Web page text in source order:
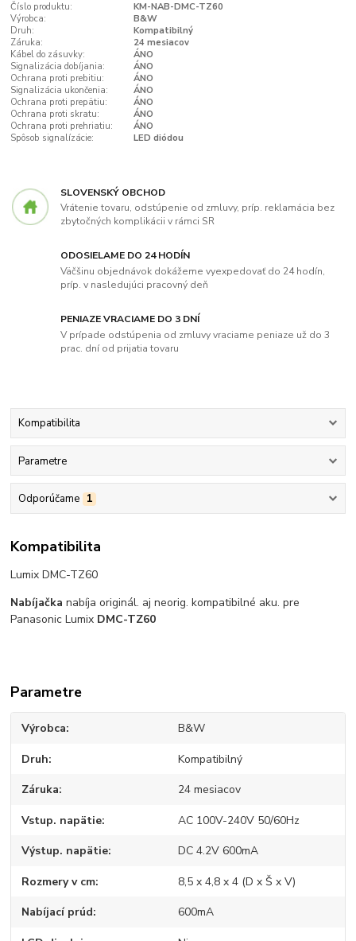
Číslo produktu:
KM-NAB-DMC-TZ60
Výrobca:
B&W
Druh:
Kompatibilný
Záruka:
24 mesiacov
Kábel do zásuvky:
ÁNO
Signalizácia dobíjania:
ÁNO
Ochrana proti prebitiu:
ÁNO
Signalizácia ukončenia:
ÁNO
Ochrana proti prepätiu:
ÁNO
Ochrana proti skratu:
ÁNO
Ochrana proti prehriatiu:
ÁNO
Spôsob signalízácie:
LED diódou
SLOVENSKÝ OBCHOD
Vrátenie tovaru, odstúpenie od zmluvy, príp. reklamácia bez
zbytočných komplikácii v rámci SR
ODOSIELAME DO 24 HODÍN
Väčšinu objednávok dokážeme vyexpedovať do 24 hodín,
príp. v nasledujúci pracovný deň
PENIAZE VRACIAME DO 3 DNÍ
V prípade odstúpenia od zmluvy vraciame peniaze už do 3
prac. dní od prijatia tovaru
Kompatibilita
Parametre
Odporúčame 1
Kompatibilita
Lumix DMC-TZ60
Nabíjačka nabíja originál. aj neorig. kompatibilné aku. pre
Panasonic Lumix DMC-TZ60
Parametre
Výrobca B&W
Druh Kompatibilný
Záruka 24 mesiacov
Vstup. napätie AC 100V-240V 50/60Hz
Výstup. napätie DC 4.2V 600mA
Rozmery v cm 8,5 x 4,8 x 4 (D x Š x V)
Nabíjací prúd 600mA